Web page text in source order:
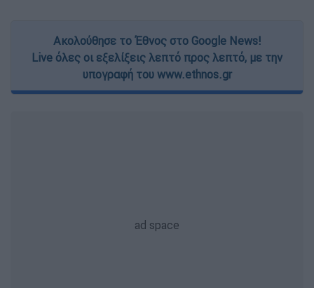
Ακολούθησε το Έθνος στο Google News!
Live όλες οι εξελίξεις λεπτό προς λεπτό, με την
υπογραφή του www.ethnos.gr